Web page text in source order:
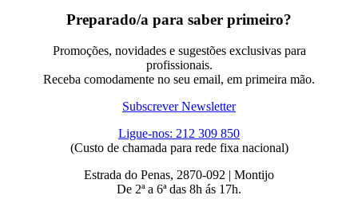
Preparado/a para saber primeiro?
Promoções, novidades e sugestões exclusivas para
profissionais.
Receba comodamente no seu email, em primeira mão.
Subscrever Newsletter
Ligue-nos: 212 309 850
(Custo de chamada para rede fixa nacional)
Estrada do Penas, 2870-092 | Montijo
De 2ª a 6ª das 8h ás 17h.